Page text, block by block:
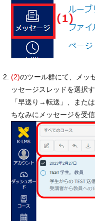
(2)のツール群にて、メッ
ッセージスレッドを選択
「早送り→転送」、また
ちなみにメッセージを受